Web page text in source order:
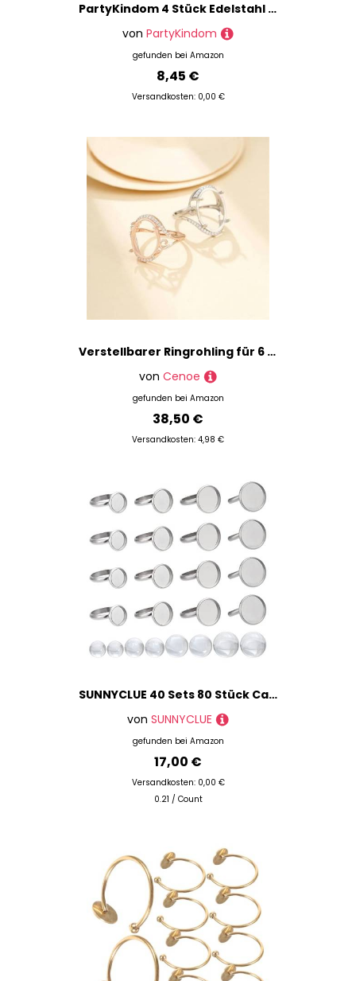
PartyKindom 4 Stück Edelstahl Ringrohlinge C form Offen Verstellbar Schmuckherstellung Ring Basteln DIY Ringe Frauen Metallring Standfuß Geeignet für Hochzeiten Geburtstage Jubiläen
von PartyKindom
gefunden bei Amazon
8,45 €
Versandkosten: 0,00 €
Verstellbarer Ringrohling für 6 x 8 mm/7 x 9 mm/8 x 10 mm/10 x 12 mm/12 x 16 mm/13 x 18 mm ovale Cabochon-Ringfassung, vergoldetes 925er Silber, Zirkon-Weißgold-10 x 14 mm
von Cenoe
gefunden bei Amazon
38,50 €
Versandkosten: 4,98 €
SUNNYCLUE 40 Sets 80 Stück Cabochon Ringrohlinge Glas Cabochons Ringbasis Edelstahlringe Lünette Flaches Rundes Tablett Verstellbare Fingerringe Zubehör Für Frauen DIY Sets Zur Herstellung von Ringen
von SUNNYCLUE
gefunden bei Amazon
17,00 €
Versandkosten: 0,00 €
0.21 / Count